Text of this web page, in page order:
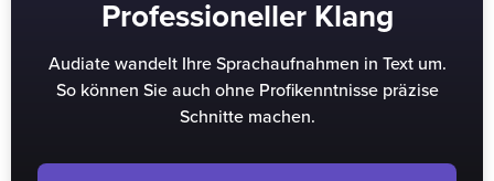
Professioneller Klang
Audiate wandelt Ihre Sprachaufnahmen in Text um.
So können Sie auch ohne Profikenntnisse präzise
Schnitte machen.